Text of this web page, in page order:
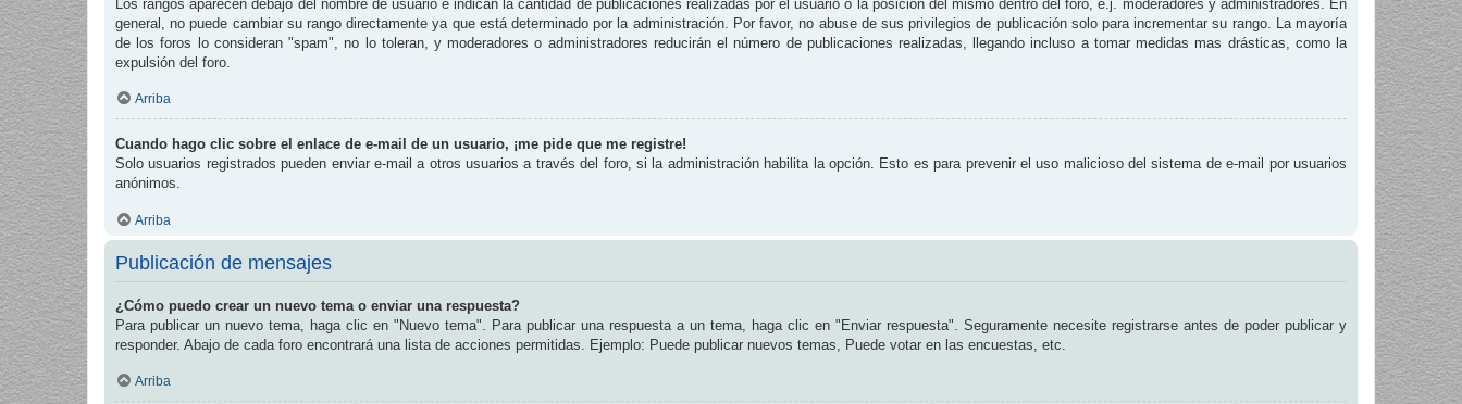
Los rangos aparecen debajo del nombre de usuario e indican la cantidad de publicaciones realizadas por el usuario o la posición del mismo dentro del foro, e.j. moderadores y administradores. En
general, no puede cambiar su rango directamente ya que está determinado por la administración. Por favor, no abuse de sus privilegios de publicación solo para incrementar su rango. La mayoría
de los foros lo consideran "spam", no lo toleran, y moderadores o administradores reducirán el número de publicaciones realizadas, llegando incluso a tomar medidas mas drásticas, como la
expulsión del foro.
Arriba
Cuando hago clic sobre el enlace de e-mail de un usuario, ¡me pide que me registre!
Solo usuarios registrados pueden enviar e-mail a otros usuarios a través del foro, si la administración habilita la opción. Esto es para prevenir el uso malicioso del sistema de e-mail por usuarios
anónimos.
Arriba
Publicación de mensajes
¿Cómo puedo crear un nuevo tema o enviar una respuesta?
Para publicar un nuevo tema, haga clic en "Nuevo tema". Para publicar una respuesta a un tema, haga clic en "Enviar respuesta". Seguramente necesite registrarse antes de poder publicar y
responder. Abajo de cada foro encontrará una lista de acciones permitidas. Ejemplo: Puede publicar nuevos temas, Puede votar en las encuestas, etc.
Arriba